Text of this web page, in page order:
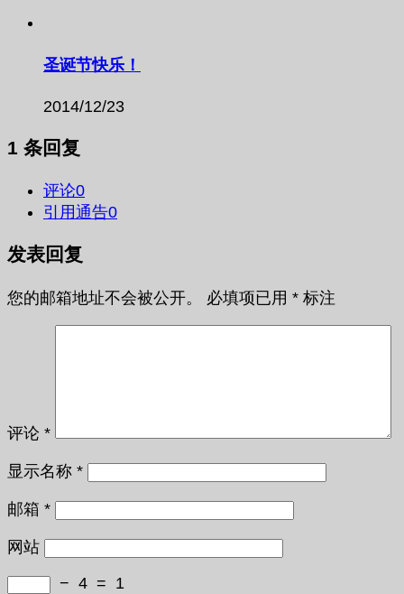
圣诞节快乐！
2014/12/23
1 条回复
评论0
引用通告0
发表回复
您的邮箱地址不会被公开。 必填项已用 * 标注
评论 *
显示名称 *
邮箱 *
网站
− 4 = 1